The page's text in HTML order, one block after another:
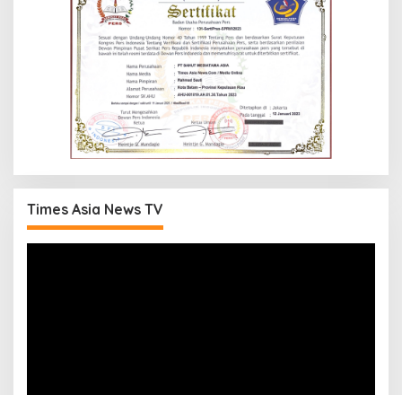
Times Asia News TV